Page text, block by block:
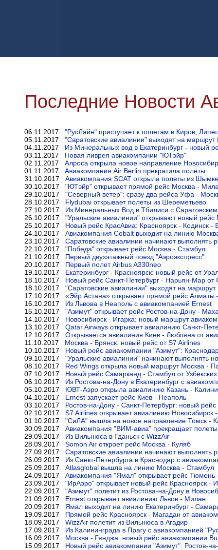
Последние Новости
06.11.2017 "РусЛайн" приступает к полетам в Киров,
05.11.2017 "Саратовские авиалинии" выходят на
04.11.2017 Из Минеральных вод в Екатеринбург - новый
03.11.2017 Новая ливрея авиакомпании "ЮТэйр"
02.11.2017 Алроса открыла новое направление
01.11.2017 Авиакомпания Air Berlin прекратила полёты
31.10.2017 Авиакомпания SCAT открыла полеты из
30.10.2017 "ЮТэйр" открывает прямой рейс Москва -
29.10.2017 "Северный ветер": сразу два рейса Уфа -
28.10.2017 Flydubai открывает полеты из Шереметьево
27.10.2017 Из Минеральных Вод в Тбилиси с
26.10.2017 "Уральские авиалинии" открывают новый рейс
25.10.2017 Новый рейс КрасАвиа: Красноярск - Кодинск -
24.10.2017 Авиакомпания Cobalt выходит на линию
23.10.2017 Саратовские авиалинии начинают
22.10.2017 "Победа" открывает рейс Москва - Стамбул
21.10.2017 Первый двухэтажный поезд "Аэроэкспресс"
20.10.2017 Первый полет Airbus A330neo
19.10.2017 Екатеринбург - Красноярск: новый рейс от
18.10.2017 Новый рейс Санкт-Петербург - Нарьян-Мар от
18.10.2017 "Саратовские авиалинии" выходят на
17.10.2017 «Эйр Астана» открывает прямой рейс
16.10.2017 Из Львова в Неаполь с авиакомпанией Ernest
15.10.2017 "Азимут" открывает рейс Ростов-на-Дону -
14.10.2017 Новосибирск - Игарка: новый маршрут
13.10.2017 Qatar Airways открывает авиалинию Санкт-
12.10.2017 Открывается авиалиния Киев - Любляна от
11.10.2017 Москва - Брянск: новый рейс от S7 Airlines
10.10.2017 Новый рейс авиакомпании "Азимут":
09.10.2017 "Уральские авиалинии" начинают выполнять
08.10.2017 Red Wings открыла новый маршрут Москва -
07.10.2017 Новый рейс Самарканд - Стамбул от
06.10.2017 Из Ростова-на-Дону в Екатеринбург с
05.10.2017 ЮВТ-Аэро открыла авиалинию Казань -
04.10.2017 Ernest запускает рейс Киев - Неаполь
03.10.2017 Ростов-на-Дону - Санкт-Петербург: новый
02.10.2017 S7 Airlines открывает авиалинию Новосибирск
01.10.2017 "СиЛА" вышла на новое направление Томск -
30.09.2017 Авиакомпания "ВИМ-авиа" прекращает полеты
29.09.2017 Из Вильнюса в Гданьск с WizzAir
28.09.2017 Somon Air откроет рейс Москва - Куляб
27.09.2017 Саратовские авиалинии начинают выполнять
26.09.2017 Из Санкт-Петербурга в Краснодар с
25.09.2017 Atlasglobal вышла на линию Москва - Стамбул
24.09.2017 Авиакомпания "Ямал" открывает рейс Тюмень
23.09.2017 "ИрАэро" открывает новый рейс Красноярск -
22.09.2017 "Азимут" полетит из Ростова-на-Дону в
21.09.2017 Ernest открывает авиалинию Львов - Милан
20.09.2017 Ямал выходит на линию Екатеринбург -
19.09.2017 Прямой рейс Красноярск - Магадан от
18.09.2017 WizzAir полетит из Вильнюса в Агадир
17.09.2017 Из Калининграда в Прагу с авиакомпанией
16.09.2017 Москва - Гянджа: новый рейс авиакомпании
15.09.2017 Новый рейс авиакомпании "Азимут": Ростов-